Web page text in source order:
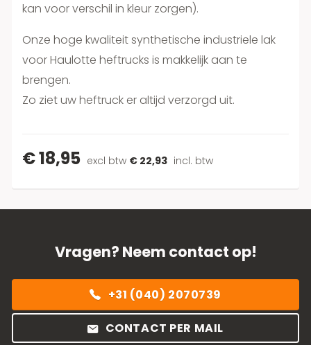
kan voor verschil in kleur zorgen).
Onze hoge kwaliteit synthetische industriele lak
voor Haulotte heftrucks is makkelijk aan te
brengen.
Zo ziet uw heftruck er altijd verzorgd uit.
€ 18,95 excl btw € 22,93 incl. btw
Vragen? Neem contact op!
+31 (040) 2070739
CONTACT PER MAIL